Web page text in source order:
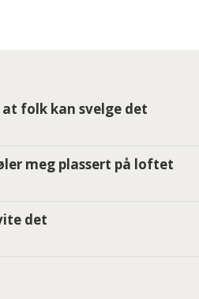
folk kan svelge det
meg plassert på loftet
det